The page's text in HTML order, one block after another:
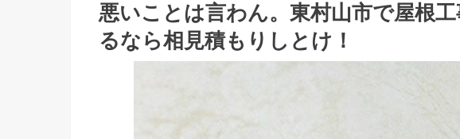
悪いことは言わん。東村山市で屋根
るなら相見積もりしとけ！